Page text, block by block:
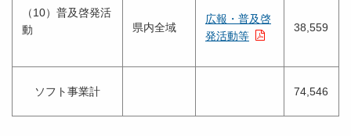
（10）普及啓発活
動
県内全域
広報・普及啓
発活動等
38,559
ソフト事業計 74,546